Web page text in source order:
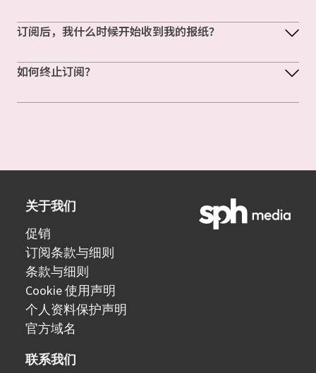
订阅后，我什么时候开始收到我的报纸？
如何终止订阅？
关于我们
促销
订阅条款与细则
条款与细则
Cookie 使用声明
个人资料保护声明
官方域名
联系我们